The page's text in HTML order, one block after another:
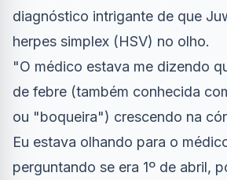
diagnóstico intrigante de que
herpes simplex (HSV) no olho.
"O médico estava me dizendo
de febre (também conhecida
ou "boqueira") crescendo na
Eu estava olhando para o
perguntando se era 1º de abril,